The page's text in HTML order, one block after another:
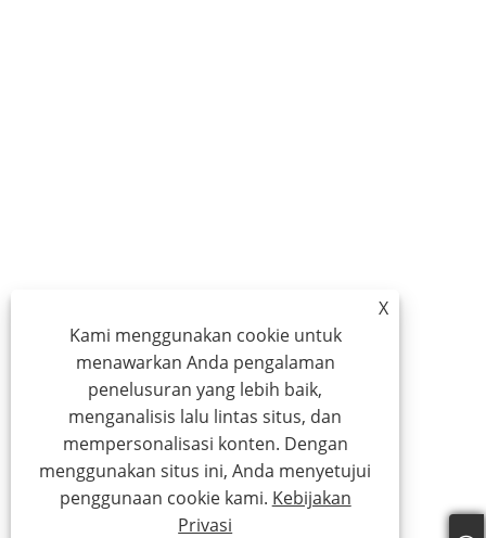
X
Kami menggunakan cookie untuk
menawarkan Anda pengalaman
penelusuran yang lebih baik,
menganalisis lalu lintas situs, dan
mempersonalisasi konten. Dengan
menggunakan situs ini, Anda menyetujui
penggunaan cookie kami. Kebijakan
Privasi